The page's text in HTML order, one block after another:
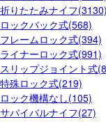
折りたたみナイフ(3130)
ロックバック式(568)
フレームロック式(394)
ライナーロック式(991)
スリップジョイント式
特殊ロック式(219)
ロック機構なし(105)
サバイバルナイフ(27)